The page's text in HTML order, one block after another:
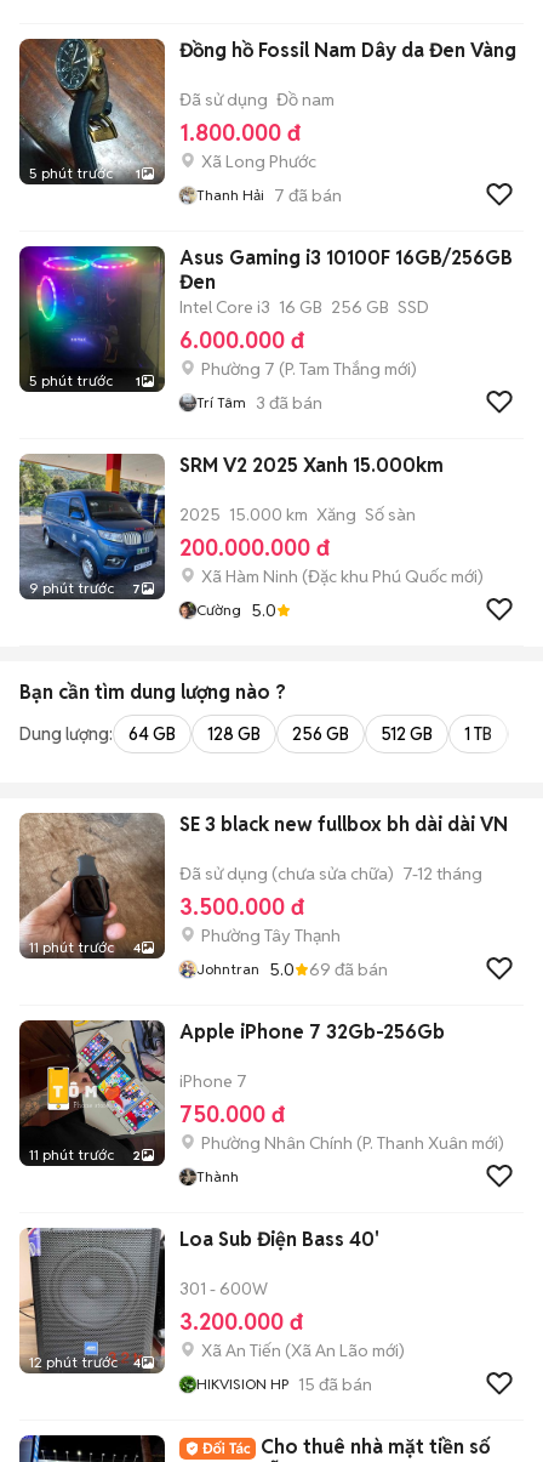
5 phút trước 1
Đồng hồ Fossil Nam Dây da Đen Vàng
Đã sử dụng Đồ nam
1.800.000 đ
Xã Long Phước
Thanh Hải 7 đã bán
5 phút trước 1
Asus Gaming i3 10100F 16GB/256GB
Đen
Intel Core i3 16 GB 256 GB SSD
6.000.000 đ
Phường 7 (P. Tam Thắng mới)
Trí Tâm 3 đã bán
9 phút trước 7
SRM V2 2025 Xanh 15.000km
2025 15.000 km Xăng Số sàn
200.000.000 đ
Xã Hàm Ninh (Đặc khu Phú Quốc mới)
Cường 5.0
Bạn cần tìm dung lượng nào ?
Dung lượng: 64 GB 128 GB 256 GB 512 GB 1 TB
11 phút trước 4
SE 3 black new fullbox bh dài dài VN
Đã sử dụng (chưa sửa chữa) 7-12 tháng
3.500.000 đ
Phường Tây Thạnh
Johntran 5.0 69 đã bán
11 phút trước 2
Apple iPhone 7 32Gb-256Gb
iPhone 7
750.000 đ
Phường Nhân Chính (P. Thanh Xuân mới)
Thành
12 phút trước 4
Loa Sub Điện Bass 40'
301 - 600W
3.200.000 đ
Xã An Tiến (Xã An Lão mới)
HIKVISION HP 15 đã bán
Cho thuê nhà mặt tiền số